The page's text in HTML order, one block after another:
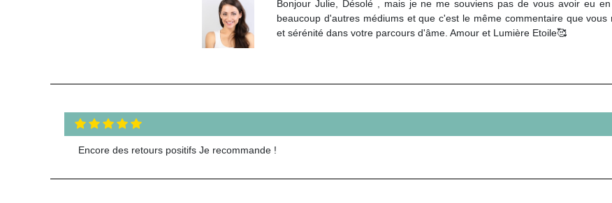
Bonjour Julie, Désolé , mais je ne me souviens pas de vous avoir eu
beaucoup d'autres médiums et que c'est le même commentaire que
et sérénité dans votre parcours d'âme. Amour et Lumière Etoile🥰
Encore des retours positifs Je recommande !